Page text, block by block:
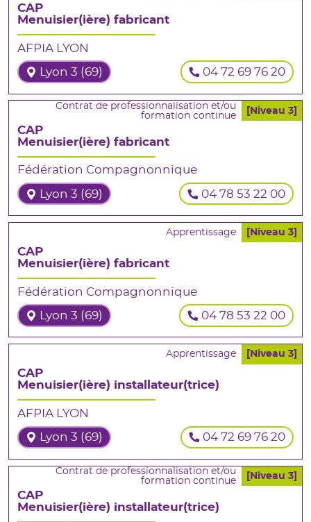
CAP
Menuisier(ière) fabricant
AFPIA LYON
Lyon 3 (69) 04 72 69 76 20
Contrat de professionnalisation et/ou
formation continue
[Niveau 3]
CAP
Menuisier(ière) fabricant
Fédération Compagnonnique
Lyon 3 (69) 04 78 53 22 00
Apprentissage [Niveau 3]
CAP
Menuisier(ière) fabricant
Fédération Compagnonnique
Lyon 3 (69) 04 78 53 22 00
Apprentissage [Niveau 3]
CAP
Menuisier(ière) installateur(trice)
AFPIA LYON
Lyon 3 (69) 04 72 69 76 20
Contrat de professionnalisation et/ou
formation continue
[Niveau 3]
CAP
Menuisier(ière) installateur(trice)